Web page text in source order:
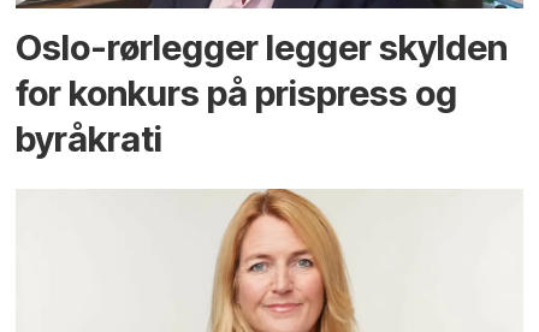
Oslo-rørlegger legger skylden
for konkurs på prispress og
byråkrati